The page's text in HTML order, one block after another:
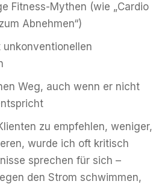
Fitness-Mythen (wie „Cardio
Abnehmen“)
unkonventionellen
Weg, auch wenn er nicht
zu empfehlen, weniger,
wurde ich oft kritisch
sprechen für sich –
den Strom schwimmen,